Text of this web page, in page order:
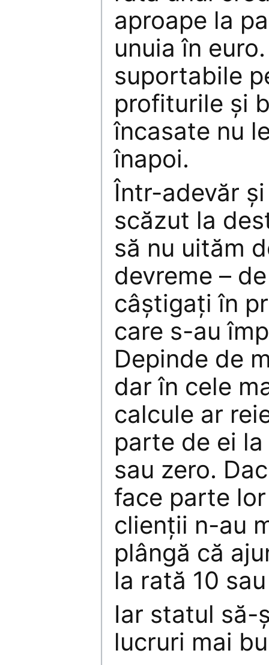
aproape la
unuia în
suportabile
profiturile și
încasate nu
înapoi.
Într-adevăr
scăzut la
să nu uităm
devreme –
câștigați în
care s-au
Depinde de
dar în cele
calcule ar
parte de ei
sau zero.
face parte
clienții n-au
plângă că
la rată 10
Iar statul să-
lucruri mai